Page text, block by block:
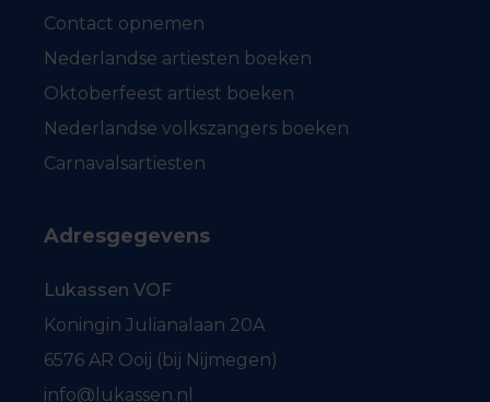
Contact opnemen
Nederlandse artiesten boeken
Oktoberfeest artiest boeken
Nederlandse volkszangers boeken
Carnavalsartiesten
Adresgegevens
Lukassen VOF
Koningin Julianalaan 20A
6576 AR Ooij (bij Nijmegen)
info@lukassen.nl